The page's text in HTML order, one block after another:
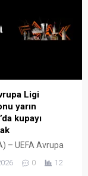
Ligi
yarın
kupayı
– UEFA Avrupa
Freiburg
0 12